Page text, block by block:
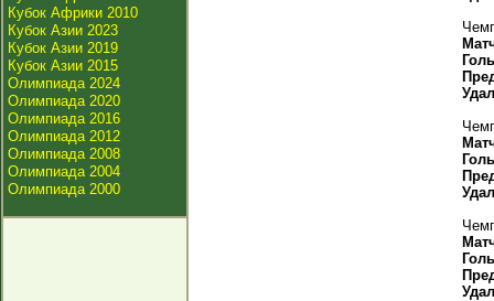
Кубок Африки 2010
Кубок Азии 2023
Кубок Азии 2019
Кубок Азии 2015
Олимпиада 2024
Олимпиада 2020
Олимпиада 2016
Олимпиада 2012
Олимпиада 2008
Олимпиада 2004
Олимпиада 2000